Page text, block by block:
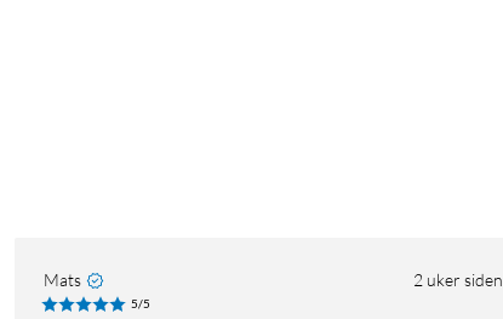
Mats 2 uker siden
5/5